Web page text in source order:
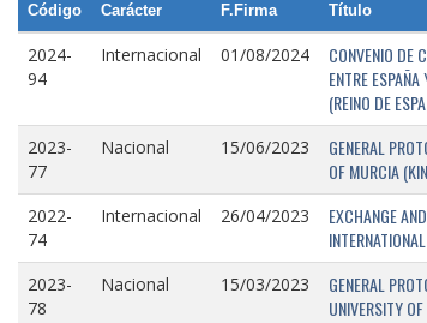
Código Carácter F.Firma Título
2024-
94
Internacional 01/08/2024
CONVENIO DE
ENTRE
(REINO DE
2023-
77
Nacional 15/06/2023
GENERAL
OF MURCIA
2022-
74
Internacional 26/04/2023
EXCHANGE
2023-
78
Nacional 15/03/2023
GENERAL
UNIVERSITY